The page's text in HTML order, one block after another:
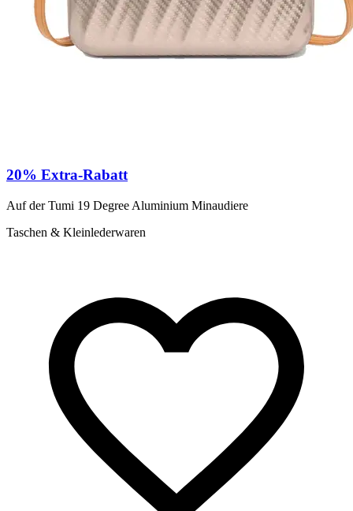
20% Extra-Rabatt
Auf der Tumi 19 Degree Aluminium Minaudiere
Taschen & Kleinlederwaren